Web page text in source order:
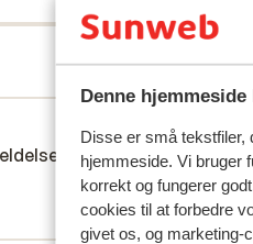
Denne
Disse er små tekstfiler,
hjemmeside. Vi bruger
korrekt og fungerer
cookies til at forbedre
givet os, og marketing-
der ærligt afspejler